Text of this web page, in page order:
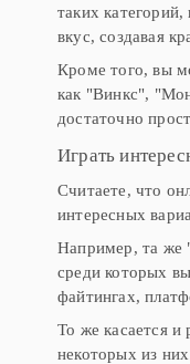
таких
вкус, создавая
Кроме того, вы
как "Винкс",
достаточно
Играть
Считаете, что
интересных
Например, та же
среди которых
файтингах,
То же касается и
некоторых из